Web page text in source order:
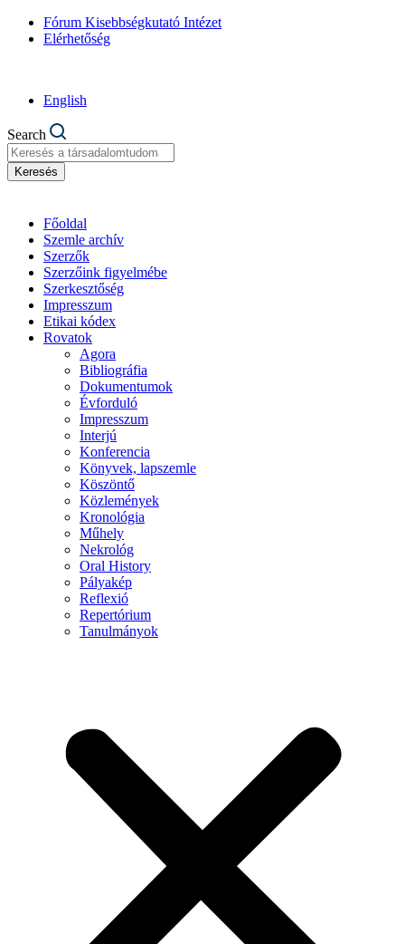
Fórum Kisebbségkutató Intézet
Elérhetőség
English
Search
Keresés
Főoldal
Szemle archív
Szerzők
Szerzőink figyelmébe
Szerkesztőség
Impresszum
Etikai kódex
Rovatok
Agora
Bibliográfia
Dokumentumok
Évforduló
Impresszum
Interjú
Konferencia
Könyvek, lapszemle
Köszöntő
Közlemények
Kronológia
Műhely
Nekrológ
Oral History
Pályakép
Reflexió
Repertórium
Tanulmányok